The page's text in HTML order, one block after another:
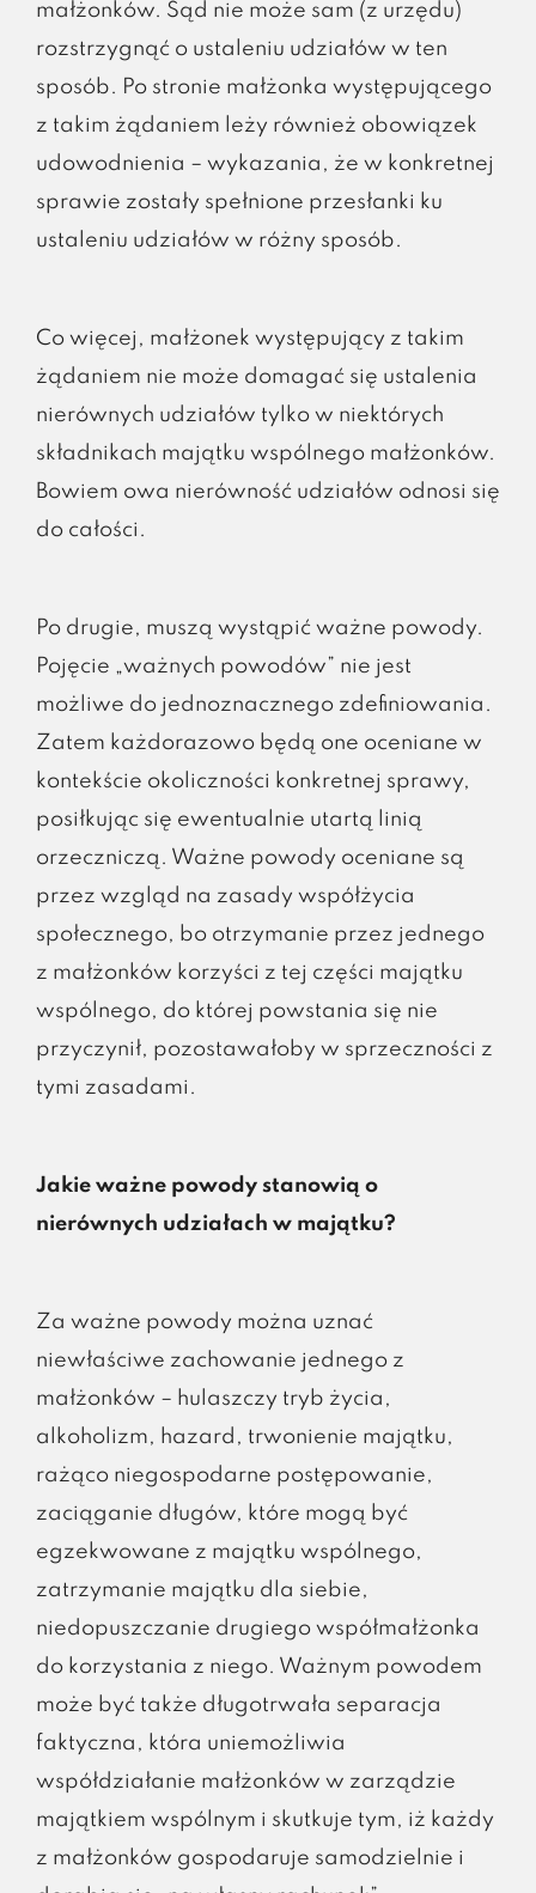
małżonków. Sąd nie może sam (z urzędu)
rozstrzygnąć o ustaleniu udziałów w ten
sposób. Po stronie małżonka występującego
z takim żądaniem leży również obowiązek
udowodnienia – wykazania, że w konkretnej
sprawie zostały spełnione przesłanki ku
ustaleniu udziałów w różny sposób.
Co więcej, małżonek występujący z takim
żądaniem nie może domagać się ustalenia
nierównych udziałów tylko w niektórych
składnikach majątku wspólnego małżonków.
Bowiem owa nierówność udziałów odnosi się
do całości.
Po drugie, muszą wystąpić ważne powody.
Pojęcie „ważnych powodów” nie jest
możliwe do jednoznacznego zdefiniowania.
Zatem każdorazowo będą one oceniane w
kontekście okoliczności konkretnej sprawy,
posiłkując się ewentualnie utartą linią
orzeczniczą. Ważne powody oceniane są
przez wzgląd na zasady współżycia
społecznego, bo otrzymanie przez jednego
z małżonków korzyści z tej części majątku
wspólnego, do której powstania się nie
przyczynił, pozostawałoby w sprzeczności z
tymi zasadami.
Jakie ważne powody stanowią o
nierównych udziałach w majątku?
Za ważne powody można uznać
niewłaściwe zachowanie jednego z
małżonków – hulaszczy tryb życia,
alkoholizm, hazard, trwonienie majątku,
rażąco niegospodarne postępowanie,
zaciąganie długów, które mogą być
egzekwowane z majątku wspólnego,
zatrzymanie majątku dla siebie,
niedopuszczanie drugiego współmałżonka
do korzystania z niego. Ważnym powodem
może być także długotrwała separacja
faktyczna, która uniemożliwia
współdziałanie małżonków w zarządzie
majątkiem wspólnym i skutkuje tym, iż każdy
z małżonków gospodaruje samodzielnie i